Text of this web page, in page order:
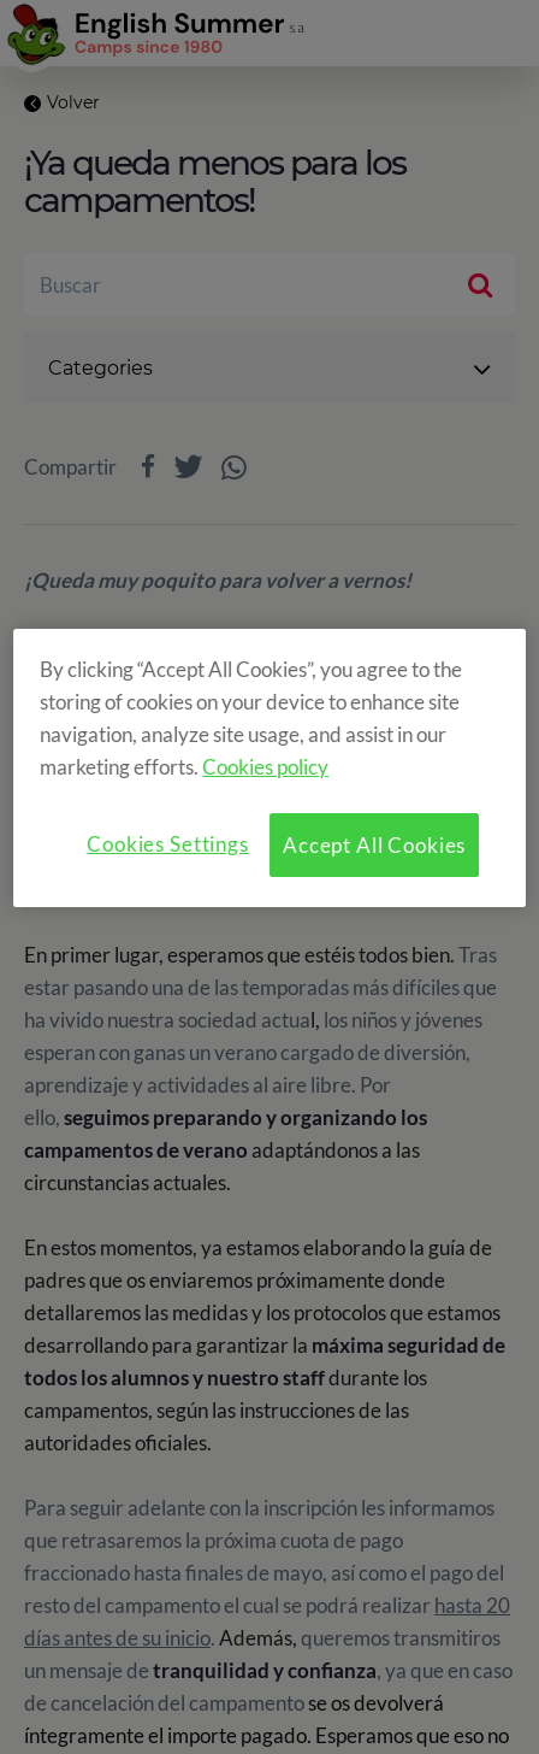
Volver
¡Ya queda menos para los
campamentos!
¡Queda muy poquito para volver a vernos!
En primer lugar, esperamos que estéis todos bien.Tras
estar pasando una de las temporadas más difíciles que
ha vivido nuestra sociedad actual, los niños y jóvenes
esperan con ganas un verano cargado de diversión,
aprendizaje y actividades al aire libre. Por
ello,seguimos preparando y organizando los
campamentos de verano adaptándonos a las
circunstancias actuales.
En estos momentos, ya estamos elaborando la guía de
padres que os enviaremos próximamente donde
detallaremos las medidas y los protocolos que estamos
desarrollando para garantizar la máxima seguridad de
todos los alumnos y nuestro staffdurante los
campamentos, según las instrucciones de las
autoridades oficiales.
Para seguir adelante con la inscripción les informamos
que retrasaremos la próxima cuota de pago
fraccionado hasta finales de mayo, así como el pago del
resto del campamento el cual se podrá realizarhasta 20
días antes de su inicio.Además,queremos transmitiros
un mensaje detranquilidad y confianza, ya que en caso
de cancelación del campamentose os devolverá
íntegramente el importe pagado. Esperamos que eso no
Categories
Compartir
By clicking “Accept All Cookies”, you agree to the
storing of cookies on your device to enhance site
navigation, analyze site usage, and assist in our
marketing efforts.Cookies policy
Accept All Cookies
Cookies Settings